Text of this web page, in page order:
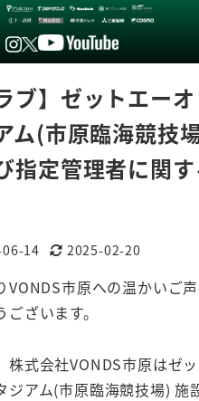
ブ】ゼットエー
ム(市原臨海競技
指定管理者に関
14
更新日
2025-02-20
VONDS市原への温かいご
ございます。
株式会社VONDS市原はゼ
ジアム(市原臨海競技場) 施